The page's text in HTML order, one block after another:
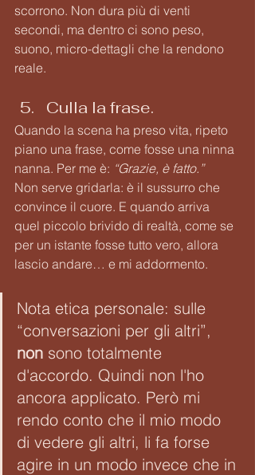
scorrono. Non dura più di venti
secondi, ma dentro ci sono peso,
suono, micro-dettagli che la rendono
reale.
Culla la frase.
Quando la scena ha preso vita, ripeto
piano una frase, come fosse una ninna
nanna. Per me è: “Grazie, è fatto.”
Non serve gridarla: è il sussurro che
convince il cuore. E quando arriva
quel piccolo brivido di realtà, come se
per un istante fosse tutto vero, allora
lascio andare… e mi addormento.
Nota etica personale: sulle
“conversazioni per gli altri”,
non sono totalmente
d'accordo. Quindi non l'ho
ancora applicato. Però mi
rendo conto che il mio modo
di vedere gli altri, li fa forse
agire in un modo invece che in